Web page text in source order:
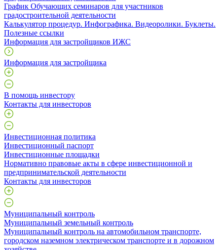
График Обучающих семинаров для участников
градостроительной деятельности
Калькулятор процедур. Инфографика. Видеоролики. Буклеты.
Полезные ссылки
Информация для застройщиков ИЖС
Информация для застройщика
В помощь инвестору
Контакты для инвесторов
Инвестиционная политика
Инвестиционный паспорт
Инвестиционные площадки
Нормативно правовые акты в сфере инвестиционной и
предпринимательской деятельности
Контакты для инвесторов
Муниципальный контроль
Муниципальный земельный контроль
Муниципальный контроль на автомобильном транспорте,
городском наземном электрическом транспорте и в дорожном